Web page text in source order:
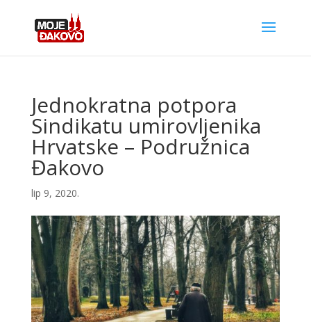
Jednokratna potpora
Sindikatu umirovljenika
Hrvatske – Podružnica
Đakovo
lip 9, 2020.